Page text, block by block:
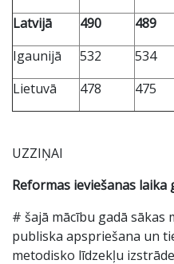
Latvijā 490 489
Igaunijā
532 534
Lietuvā
478 475
UZZIŅAI
Reformas ieviešanas laika
# šajā mācību gadā sākas
publiska apspriešana un
metodisko līdzekļu